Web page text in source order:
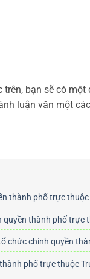
trên, bạn sẽ có
luận văn một
thành phố trực
quyền thành phố trực
chức chính quyền
phố trực thuộc